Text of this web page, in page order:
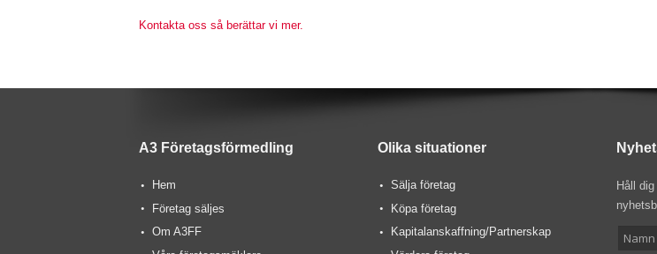
Kontakta oss så berättar vi mer.
A3 Företagsförmedling
Hem
Företag säljes
Om A3FF
Olika situationer
Sälja företag
Köpa företag
Kapitalanskaffning/Partnerskap
Håll